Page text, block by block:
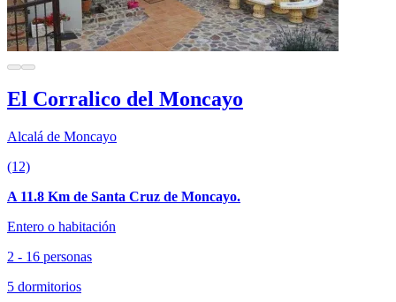
El Corralico del Moncayo
Alcalá de Moncayo
(12)
A 11.8 Km de Santa Cruz de Moncayo.
Entero o habitación
2 - 16 personas
5 dormitorios